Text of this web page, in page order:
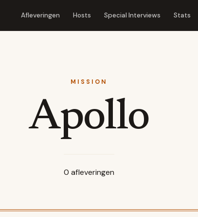
Afleveringen Hosts Special Interviews Stats
MISSION
Apollo
0 afleveringen